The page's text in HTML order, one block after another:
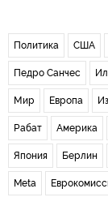
Политика США
Педро Санчес
Мир Европа
Рабат Америка
Япония Берлин
Meta